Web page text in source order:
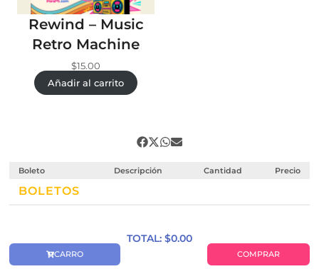
Rewind – Music
Retro Machine
$15.00
Añadir al carrito
Boleto Descripción Cantidad Precio
BOLETOS
TOTAL: $0.00
CARRO COMPRAR